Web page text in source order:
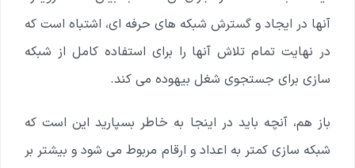
آنها در ایجاد و گسترش شبکه های حرفه ای، اشتباه است که
در نهایت تمام تلاش آنها را برای استفاده کامل از شبکه
سازی برای جستجوی شغل بیهوده می کند.
باز هم، آنچه باید در اینجا به خاطر بسپارید این است که
شبکه سازی کمتر به اعداد و ارقام مربوط می شود و بیشتر بر